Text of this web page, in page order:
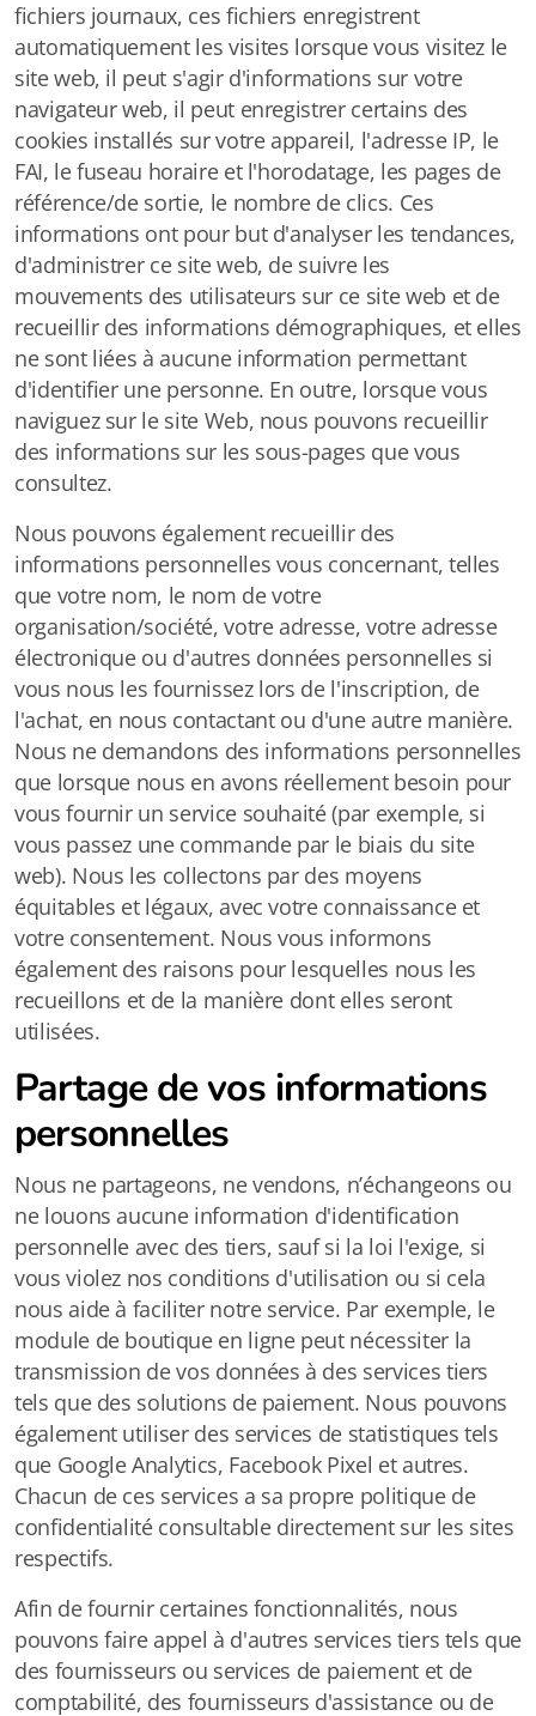
fichiers journaux, ces fichiers enregistrent
automatiquement les visites lorsque vous visitez le
site web, il peut s'agir d'informations sur votre
navigateur web, il peut enregistrer certains des
cookies installés sur votre appareil, l'adresse IP, le
FAI, le fuseau horaire et l'horodatage, les pages de
référence/de sortie, le nombre de clics. Ces
informations ont pour but d'analyser les tendances,
d'administrer ce site web, de suivre les
mouvements des utilisateurs sur ce site web et de
recueillir des informations démographiques, et elles
ne sont liées à aucune information permettant
d'identifier une personne. En outre, lorsque vous
naviguez sur le site Web, nous pouvons recueillir
des informations sur les sous-pages que vous
consultez.
Nous pouvons également recueillir des
informations personnelles vous concernant, telles
que votre nom, le nom de votre
organisation/société, votre adresse, votre adresse
électronique ou d'autres données personnelles si
vous nous les fournissez lors de l'inscription, de
l'achat, en nous contactant ou d'une autre manière.
Nous ne demandons des informations personnelles
que lorsque nous en avons réellement besoin pour
vous fournir un service souhaité (par exemple, si
vous passez une commande par le biais du site
web). Nous les collectons par des moyens
équitables et légaux, avec votre connaissance et
votre consentement. Nous vous informons
également des raisons pour lesquelles nous les
recueillons et de la manière dont elles seront
utilisées.
Partage de vos informations
personnelles
Nous ne partageons, ne vendons, n’échangeons ou
ne louons aucune information d'identification
personnelle avec des tiers, sauf si la loi l'exige, si
vous violez nos conditions d'utilisation ou si cela
nous aide à faciliter notre service. Par exemple, le
module de boutique en ligne peut nécessiter la
transmission de vos données à des services tiers
tels que des solutions de paiement. Nous pouvons
également utiliser des services de statistiques tels
que Google Analytics, Facebook Pixel et autres.
Chacun de ces services a sa propre politique de
confidentialité consultable directement sur les sites
respectifs.
Afin de fournir certaines fonctionnalités, nous
pouvons faire appel à d'autres services tiers tels que
des fournisseurs ou services de paiement et de
comptabilité, des fournisseurs d'assistance ou de